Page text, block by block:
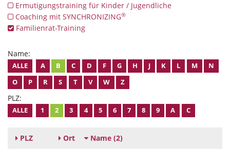
Ermutigungstraining für Kinder / Jugendliche
Coaching mit SYNCHRONIZING®
Familienrat-Training
Name:
ALLE A B C D F G H J K L M
N
O
P R S T V W Z
PLZ:
ALLE 1 2 3 4 5 6 7 8 9 A C
PLZ Ort Name (2)